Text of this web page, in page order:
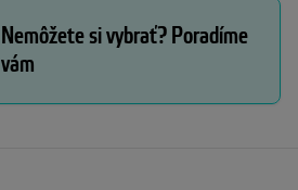
Nemôžete si vybrať? Poradíme
vám